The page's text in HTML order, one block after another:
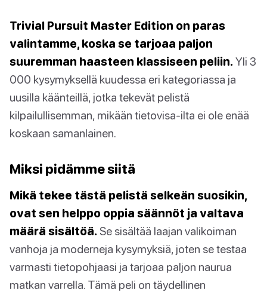
Trivial Pursuit Master Edition on paras
valintamme, koska se tarjoaa paljon
suuremman haasteen klassiseen peliin. Yli 3
000 kysymyksellä kuudessa eri kategoriassa ja
uusilla käänteillä, jotka tekevät pelistä
kilpailullisemman, mikään tietovisa-ilta ei ole enää
koskaan samanlainen.
Miksi pidämme siitä
Mikä tekee tästä pelistä selkeän suosikin,
ovat sen helppo oppia säännöt ja valtava
määrä sisältöä. Se sisältää laajan valikoiman
vanhoja ja moderneja kysymyksiä, joten se testaa
varmasti tietopohjaasi ja tarjoaa paljon naurua
matkan varrella. Tämä peli on täydellinen